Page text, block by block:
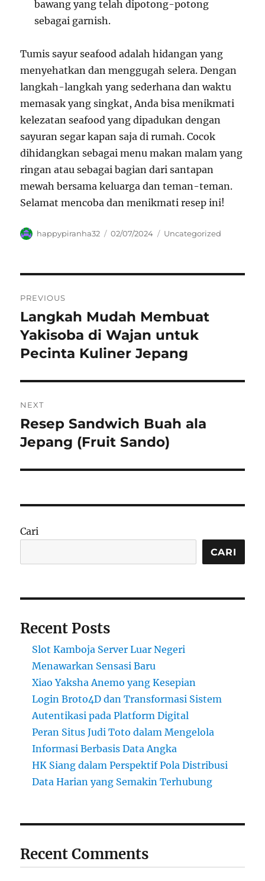
bawang yang telah dipotong-potong
sebagai garnish.
Tumis sayur seafood adalah hidangan yang
menyehatkan dan menggugah selera. Dengan
langkah-langkah yang sederhana dan waktu
memasak yang singkat, Anda bisa menikmati
kelezatan seafood yang dipadukan dengan
sayuran segar kapan saja di rumah. Cocok
dihidangkan sebagai menu makan malam yang
ringan atau sebagai bagian dari santapan
mewah bersama keluarga dan teman-teman.
Selamat mencoba dan menikmati resep ini!
Author
happypiranha32
Posted
02/07/2024 Categories
Uncategorized
pos
PREVIOUS
Previous
post:
Langkah Mudah Membuat
Yakisoba di Wajan untuk
Pecinta Kuliner Jepang
NEXT
Next
post:
Resep Sandwich Buah ala
Jepang (Fruit Sando)
Cari
CARI
Recent Posts
Slot Kamboja Server Luar Negeri
Menawarkan Sensasi Baru
Xiao Yaksha Anemo yang Kesepian
Login Broto4D dan Transformasi Sistem
Autentikasi pada Platform Digital
Peran Situs Judi Toto dalam Mengelola
Informasi Berbasis Data Angka
HK Siang dalam Perspektif Pola Distribusi
Data Harian yang Semakin Terhubung
Recent Comments